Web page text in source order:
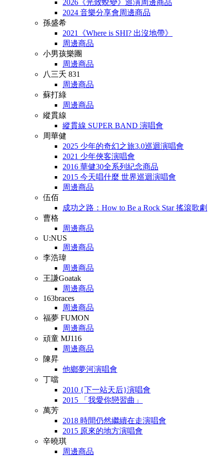
2026《光致蛻變》巡演周邊商品
2024 音樂分享會周邊商品
孫盛希
2021《Where is SHI? 出沒地帶》
周邊商品
小男孩樂團
周邊商品
八三夭 831
周邊商品
蘇打綠
周邊商品
縱貫線
縱貫線 SUPER BAND 演唱會
周華健
2025 少年的奇幻之旅3.0巡迴演唱會
2021 少年俠客演唱會
2016 華健30全系列紀念商品
2015 今天唱什麼 世界巡迴演唱會
周邊商品
伍佰
成功之路：How to Be a Rock Star 搖滾歌劇
曹格
周邊商品
U:NUS
周邊商品
李浩瑋
周邊商品
王謙Goatak
周邊商品
163braces
周邊商品
福夢 FUMON
周邊商品
頑童 MJ116
周邊商品
陳昇
他鄉夢河演唱會
丁噹
2010 {下一站天后}演唱會
2015 「我愛你戀習曲」
萬芳
2018 時間仍然繼續在走演唱會
2015 原來的地方演唱會
辛曉琪
周邊商品